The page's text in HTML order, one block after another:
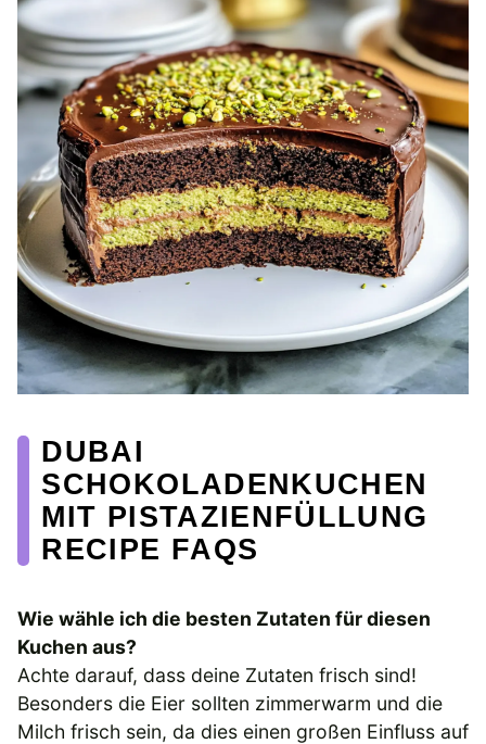
DUBAI
SCHOKOLADENKUCHEN
MIT PISTAZIENFÜLLUNG
RECIPE FAQS
Wie wähle ich die besten Zutaten für diesen
Kuchen aus?
Achte darauf, dass deine Zutaten frisch sind!
Besonders die Eier sollten zimmerwarm und die
Milch frisch sein, da dies einen großen Einfluss auf